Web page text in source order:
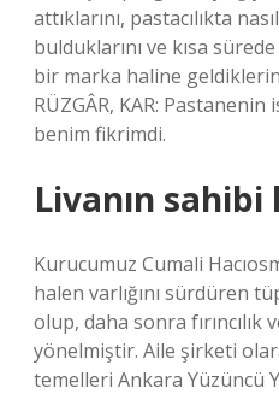
attıklarını, pastacılıkta
bulduklarını ve kısa
bir marka haline
RÜZGÂR, KAR: Pastanenin
benim fikrimdi.
Livanın sahibi
Kurucumuz Cumali
halen varlığını sürdüren
olup, daha sonra
yönelmiştir. Aile şirketi
temelleri Ankara Yüzüncü